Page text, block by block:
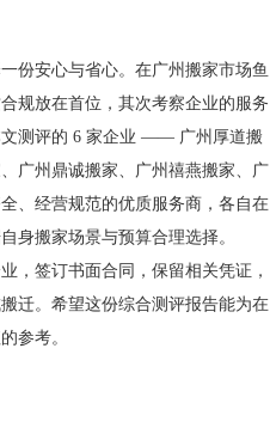
份安心与省心。在广州搬家市场鱼
规放在首位，其次考察企业的服务
测评的 6 家企业 —— 广州厚道搬
广州鼎诚搬家、广州禧燕搬家、广
、经营规范的优质服务商，各自在
身搬家场景与预算合理选择。
，签订书面合同，保留相关凭证，
迁。希望这份综合测评报告能为在
参考。